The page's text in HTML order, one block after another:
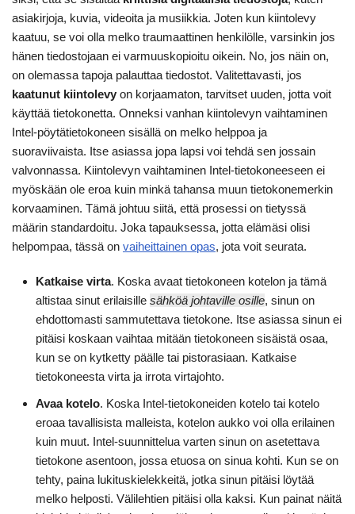
asiakirjoja, kuvia, videoita ja musiikkia. Joten kun kiintolevy
kaatuu, se voi olla melko traumaattinen henkilölle, varsinkin jos
hänen tiedostojaan ei varmuuskopioitu oikein. No, jos näin on,
on olemassa tapoja palauttaa tiedostot. Valitettavasti, jos
kaatunut kiintolevy on korjaamaton, tarvitset uuden, jotta voit
käyttää tietokonetta. Onneksi vanhan kiintolevyn vaihtaminen
Intel-pöytätietokoneen sisällä on melko helppoa ja
suoraviivaista. Itse asiassa jopa lapsi voi tehdä sen jossain
valvonnassa. Kiintolevyn vaihtaminen Intel-tietokoneeseen ei
myöskään ole eroa kuin minkä tahansa muun tietokonemerkin
korvaaminen. Tämä johtuu siitä, että prosessi on tietyssä
määrin standardoitu. Joka tapauksessa, jotta elämäsi olisi
helpompaa, tässä on vaiheittainen opas, jota voit seurata.
Katkaise virta. Koska avaat tietokoneen kotelon ja tämä
altistaa sinut erilaisille sähköä johtaville osille, sinun on
ehdottomasti sammutettava tietokone. Itse asiassa sinun ei
pitäisi koskaan vaihtaa mitään tietokoneen sisäistä osaa,
kun se on kytketty päälle tai pistorasiaan. Katkaise
tietokoneesta virta ja irrota virtajohto.
Avaa kotelo. Koska Intel-tietokoneiden kotelo tai kotelo
eroaa tavallisista malleista, kotelon aukko voi olla erilainen
kuin muut. Intel-suunnittelua varten sinun on asetettava
tietokone asentoon, jossa etuosa on sinua kohti. Kun se on
tehty, paina lukituskielekkeitä, jotka sinun pitäisi löytää
melko helposti. Välilehtien pitäisi olla kaksi. Kun painat näitä